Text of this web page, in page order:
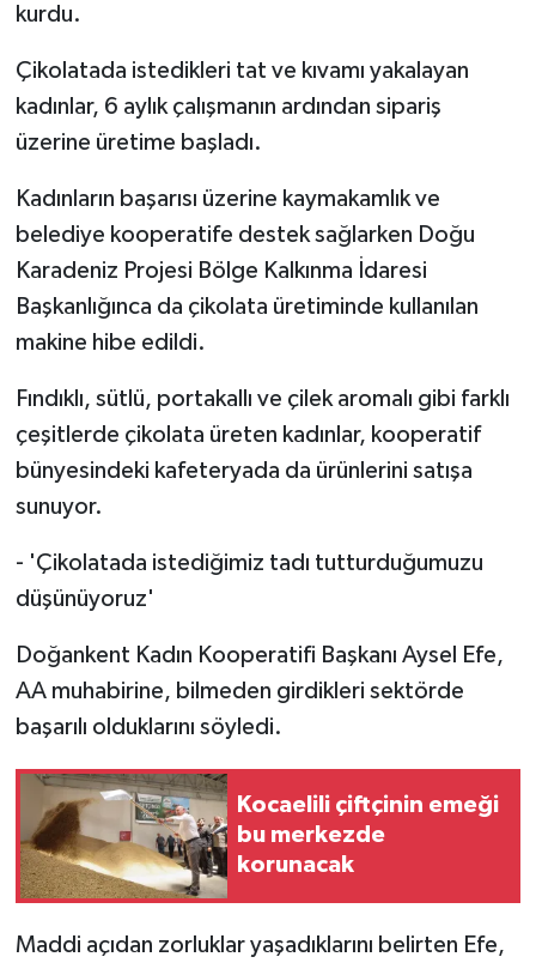
kurdu.
Çikolatada istedikleri tat ve kıvamı yakalayan
kadınlar, 6 aylık çalışmanın ardından sipariş
üzerine üretime başladı.
Kadınların başarısı üzerine kaymakamlık ve
belediye kooperatife destek sağlarken Doğu
Karadeniz Projesi Bölge Kalkınma İdaresi
Başkanlığınca da çikolata üretiminde kullanılan
makine hibe edildi.
Fındıklı, sütlü, portakallı ve çilek aromalı gibi farklı
çeşitlerde çikolata üreten kadınlar, kooperatif
bünyesindeki kafeteryada da ürünlerini satışa
sunuyor.
- 'Çikolatada istediğimiz tadı tutturduğumuzu
düşünüyoruz'
Doğankent Kadın Kooperatifi Başkanı Aysel Efe,
AA muhabirine, bilmeden girdikleri sektörde
başarılı olduklarını söyledi.
Kocaelili çiftçinin emeği
bu merkezde
korunacak
Maddi açıdan zorluklar yaşadıklarını belirten Efe,